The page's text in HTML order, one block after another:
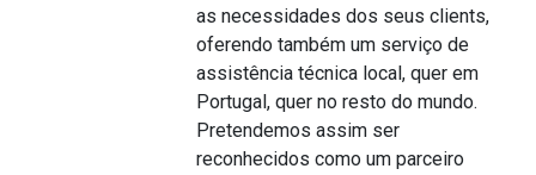
as necessidades dos seus clients,
oferendo também um serviço de
assistência técnica local, quer em
Portugal, quer no resto do mundo.
Pretendemos assim ser
reconhecidos como um parceiro